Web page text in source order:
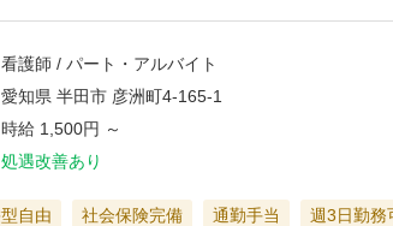
看護師 / パート・アルバイト
愛知県 半田市 彦洲町4-165-1
時給 1,500円 ～
処遇改善あり
自由 社会保険完備 通勤手当 週3日勤務